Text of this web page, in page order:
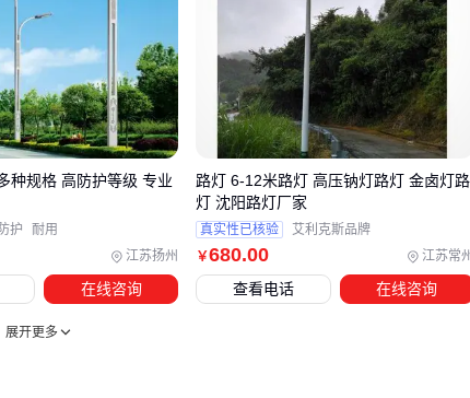
结论
：配套成本可能占项目总投入的35%-45%，必须提前规划
、8层电梯长期使用中的维护成本和效率考量
梯全生命周期中，维护成本可能超过初始采购价的3倍，重点
关注：
电梯钢丝绳
每5-8年需更换，8层建筑约需50-
能耗控制：永磁同步曳引机比传统机型省电30%-40%
维保周期：每月至少2次专业保养，年费约设备价的8%-10%
江苏扬州
种规格 高防护等级 专业
防护 耐用
在线咨询
￥680.00 江苏常
路灯 6-12米路灯 高压钠灯路灯 金卤灯路
灯 沈阳路灯厂家
真实性已核验 艾利克斯品牌
查看电话 在线咨询
展开更多